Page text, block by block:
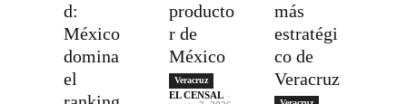
d:
México
domina
el
producto
r de
México
Veracruz
EL CENSAL -
más
estratégi
co de
Veracruz